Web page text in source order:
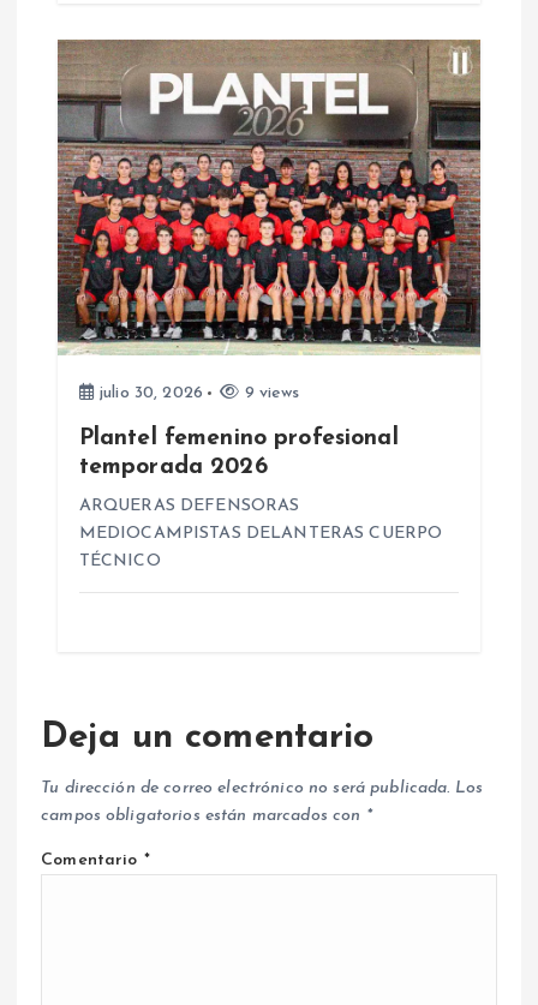
d
a
s
julio 30, 2026 9 views
Plantel femenino profesional
temporada 2026
ARQUERAS DEFENSORAS
MEDIOCAMPISTAS DELANTERAS CUERPO
TÉCNICO
Deja un comentario
Tu dirección de correo electrónico no será publicada. Los
campos obligatorios están marcados con *
Comentario *